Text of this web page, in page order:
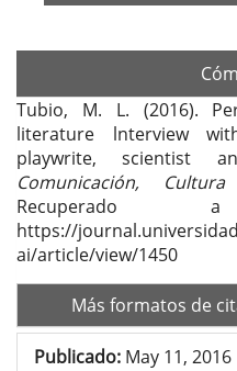
Tubio, M. L. (2016).
literature lnterview
playwrite, scientist
Comunicación,
https://
ai/article/view/1450
Más formatos de
Publicado: May 11, 2016